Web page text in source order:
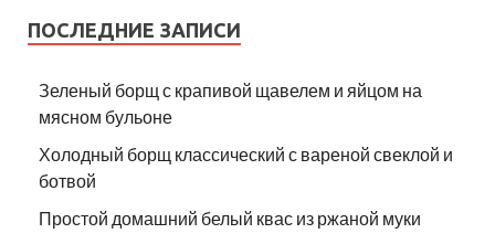
ПОСЛЕДНИЕ ЗАПИСИ
Зеленый борщ с крапивой щавелем и яйцом на
мясном бульоне
Холодный борщ классический с вареной свеклой и
ботвой
Простой домашний белый квас из ржаной муки